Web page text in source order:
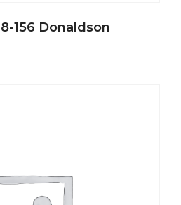
156 Donaldson